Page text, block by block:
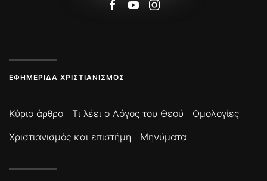
ΕΦΗΜΕΡΊΔΑ ΧΡΙΣΤΙΑΝΙΣΜΌΣ
Κύριο άρθρο Τι λέει ο Λόγος του Θεού
Ομολογίες
Χριστιανισμός και επιστήμη
Μηνύματα